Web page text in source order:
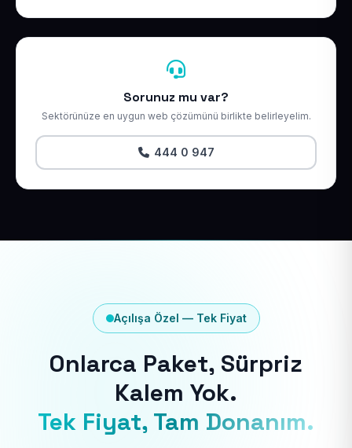
Sorunuz mu var?
Sektörünüze en uygun web çözümünü birlikte belirleyelim.
444 0 947
Açılışa Özel — Tek Fiyat
Onlarca Paket, Sürpriz
Kalem Yok.
Tek Fiyat, Tam Donanım.